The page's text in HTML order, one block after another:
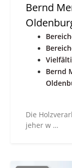
Bernd
Bernd
Die
jeher w …